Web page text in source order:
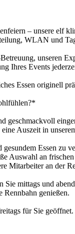
– unsere elf
WLAN und
unseren
Ihres Events
Essen originell
geschmackvoll
Auszeit in
Essen zu
Auswahl an
Mitarbeiter an der
Sie mittags und
Rennbahn genießen.
für Sie